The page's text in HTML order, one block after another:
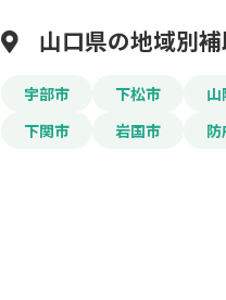
山口県の地域別
宇部市 下松市
下関市
岩国市